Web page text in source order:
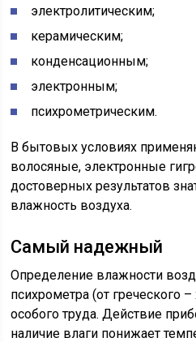
электролитическим;
керамическим;
конденсационным;
электронным;
психрометрическим.
В бытовых условиях
волосяные, электронные
достоверных результатов
влажность воздуха.
Самый надежный
Определение влажности
психрометра (от греческого
особого труда. Действие
наличие влаги понижает